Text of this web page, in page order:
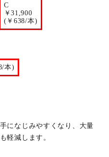
C
￥31,900
(￥638/本)
本)
になじみやすくなり、大量
軽減します。